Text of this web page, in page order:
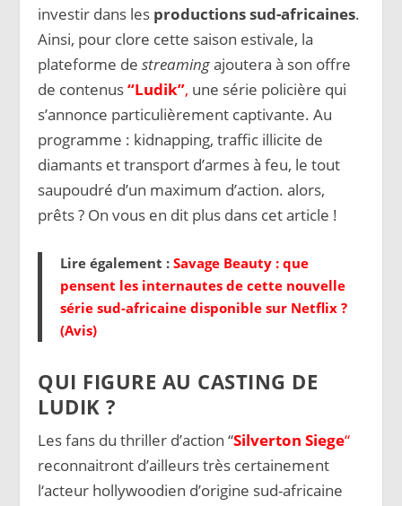
investir dans les productions sud-africaines.
Ainsi, pour clore cette saison estivale, la
plateforme destreamingajoutera à son offre
de contenus“Ludik”, une série policière qui
s’annonce particulièrement captivante. Au
programme : kidnapping, traffic illicite de
diamants et transport d’armes à feu, le tout
saupoudré d’un maximum d’action. alors,
prêts ? On vous en dit plus dans cet article !
Lire également :Savage Beauty : que
pensent les internautes de cette nouvelle
série sud-africaine disponible sur Netflix ?
(Avis)
QUI FIGURE AU CASTING DE
LUDIK ?
Les fans du thriller d’action “Silverton Siege“
reconnaitront d’ailleurs très certainement
l‘acteur hollywoodien d’origine sud-africaine